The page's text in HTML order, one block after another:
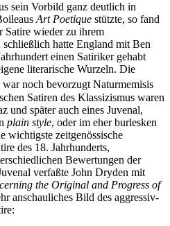
sein Vorbild ganz deutlich in
Art Poetique stützte, so fand
Satire wieder zu ihrem
hatte England mit Ben
einen Satiriker gehabt
literarische Wurzeln. Die
war noch bevorzugt Naturmemisis
Satiren des Klassizismus waren
und später auch eines Juvenal,
plain style, oder im eher burlesken
wichtigste zeitgenössische
des 18. Jahrhunderts,
Bewertungen der
verfaßte John Dryden mit
the Original and Progress of
anschauliches Bild des aggressiv-